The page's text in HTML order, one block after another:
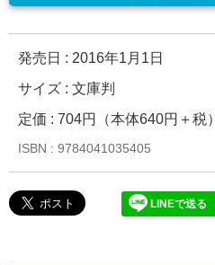
発売日 : 2016年1月1日
サイズ : 文庫判
定価 : 704円（本体640円＋税）
ISBN : 9784041035405
LINEで送る